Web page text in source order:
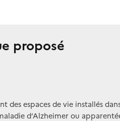
proposé
des espaces de vie installés
d’Alzheimer ou